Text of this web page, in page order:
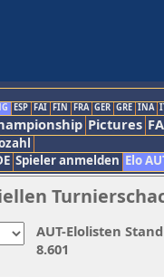
ESP FAI FIN FRA GER GRE INA
Pictures
Spieler anmelden Elo
AUT-Elolisten
8.601